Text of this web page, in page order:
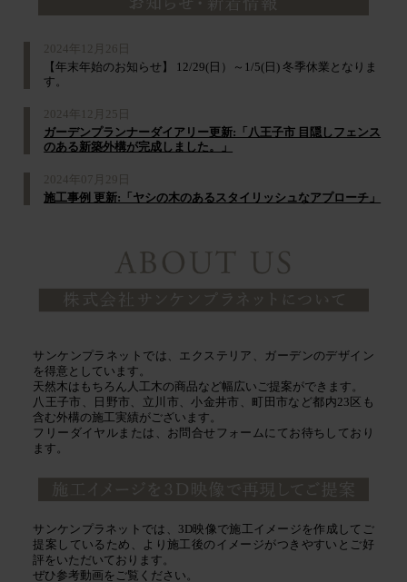
2024年12月26日
【年末年始のお知らせ】 12/29(日）～1/5(日) 冬季休業となりま
す。
2024年12月25日
ガーデンプランナーダイアリー更新:「八王子市 目隠しフェンス
のある新築外構が完成しました。」
2024年07月29日
施工事例 更新:「ヤシの木のあるスタイリッシュなアプローチ」
サンケンプラネットでは、エクステリア、ガーデンのデザイン
を得意としています。
天然木はもちろん人工木の商品など幅広いご提案ができます。
八王子市、日野市、立川市、小金井市、町田市など都内23区も
含む外構の施工実績がございます。
フリーダイヤルまたは、お問合せフォームにてお待ちしており
ます。
サンケンプラネットでは、3D映像で施工イメージを作成してご
提案しているため、より施工後のイメージがつきやすいとご好
評をいただいております。
ぜひ参考動画をご覧ください。